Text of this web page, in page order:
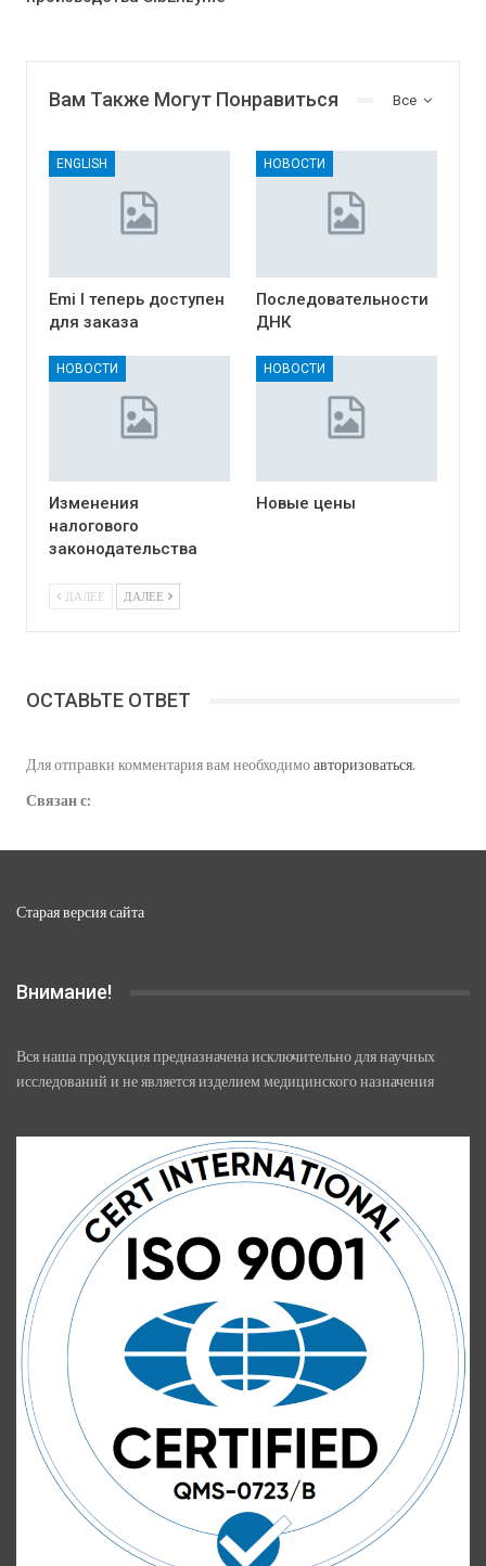
Все
Вам Также Могут Понравиться
ENGLISH
Emi I теперь доступен
для заказа
НОВОСТИ
Последовательности
ДНК
НОВОСТИ
Изменения
налогового
законодательства
НОВОСТИ
Новые цены
ДАЛЕЕ ДАЛЕЕ
ОСТАВЬТЕ ОТВЕТ
Для отправки комментария вам необходимоавторизоваться.
Связан с:
Старая версия сайта
Внимание!
Вся наша продукция предназначена исключительно для научных
исследований и не является изделием медицинского назначения